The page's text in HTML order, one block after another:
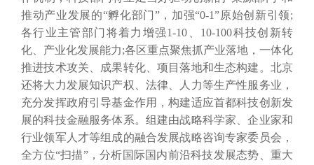
推动产业发展的“孵化部门”，加强“0-1”原始创新引领;
各行业主管部门将着力增强1-10、10-100科技创新转
化、产业化发展能力;各区重点聚焦抓产业落地，一体化
推进技术攻关、成果转化、项目落地和生态构建。北京
还将大力发展知识产权、法律、人力等生产性服务业，
充分发挥政府引导基金作用，构建适应首都科技创新发
展的科技金融服务体系。组建由战略科学家、企业家和
行业领军人才等组成的融合发展战略咨询专家委员会，
全方位“扫描”，分析国际国内前沿科技发展态势、重大